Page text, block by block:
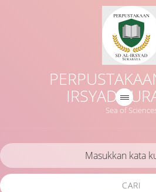
IRSYAD
Sea of
CARI